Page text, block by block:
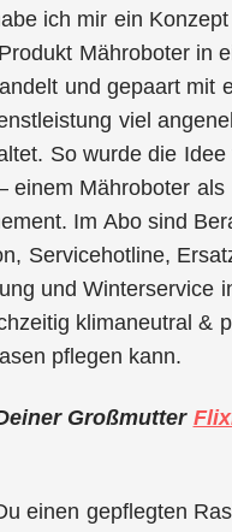
ich mir ein
Mähroboter in
und gepaart mit
viel
So wurde die Idee
einem Mähroboter als
Im Abo sind
Servicehotline,
und Winterservice
klimaneutral &
pflegen kann.
Großmutter
einen gepflegten